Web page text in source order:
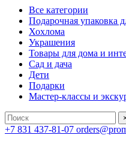
Все категории
Подарочная упаковка
Хохлома
Украшения
Товары для дома и
Сад и дача
Дети
Подарки
Мастер-классы и
+7 831 437-81-07